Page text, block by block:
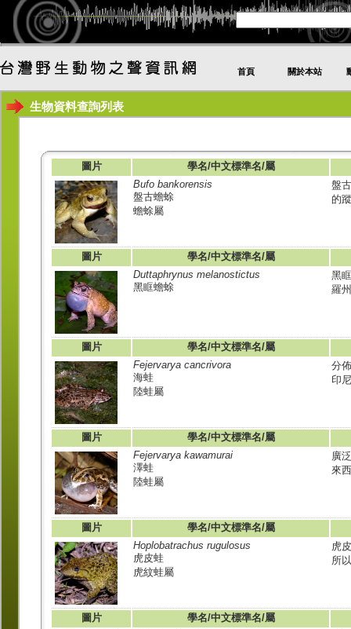
首頁 關於本站
生物資料查詢列表
圖片
學名/中文標準名/屬
Bufo bankorensis
盤古蟾蜍
蟾蜍屬
盤
的
圖片
學名/中文標準名/屬
Duttaphrynus melanostictus
黑眶蟾蜍
黑
羅
圖片
學名/中文標準名/屬
Fejervarya cancrivora
海蛙
陸蛙屬
分
印
圖片
學名/中文標準名/屬
Fejervarya kawamurai
澤蛙
陸蛙屬
廣
來
圖片
學名/中文標準名/屬
Hoplobatrachus rugulosus
虎皮蛙
虎紋蛙屬
虎
所
圖片
學名/中文標準名/屬